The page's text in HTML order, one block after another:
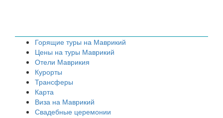
Горящие туры на Маврикий
Цены на туры Маврикий
Отели Маврикия
Курорты
Трансферы
Карта
Виза на Маврикий
Свадебные церемонии